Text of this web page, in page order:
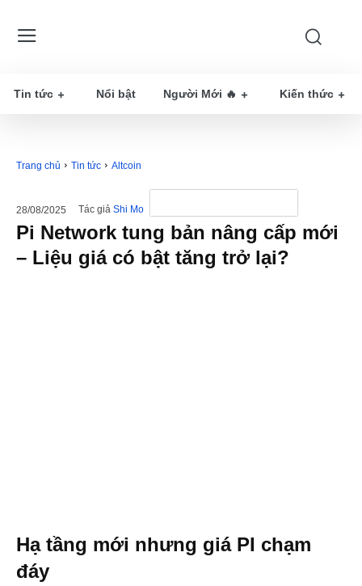
Tin tức Nổi bật Người Mới 🔥 Kiến thức
Trang chủ Tin tức Altcoin
28/08/2025 Tác giả Shi Mo
Pi Network tung bản nâng cấp mới
– Liệu giá có bật tăng trở lại?
Hạ tầng mới nhưng giá PI chạm
đáy